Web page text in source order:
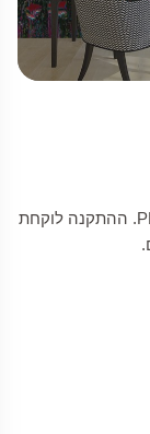
כל טפט מגיע עם הדרכת וידאו מלאה ומדריך PDF. ההתקנה לוקחת